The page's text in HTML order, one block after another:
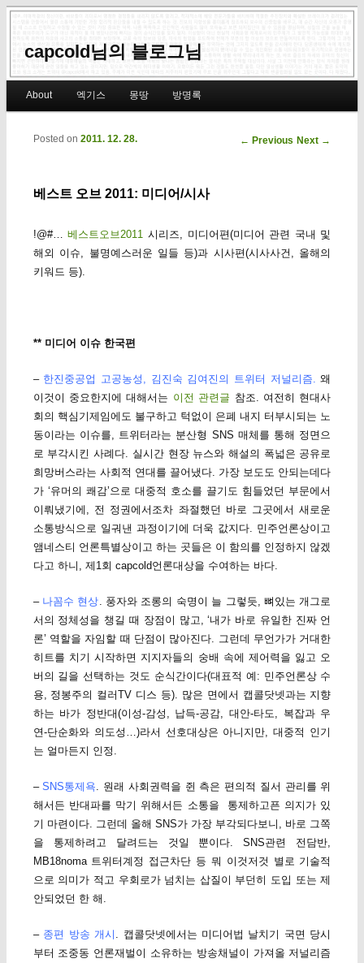
capcold님의 블로그님
Skip to primary content
Skip to secondary content
About 엑기스 몽땅 방명록
Post navigation
← Previous Next →
베스트 오브 2011: 미디어/시사
Posted on 2011. 12. 28.
!@#…베스트오브2011 시리즈, 미디어편(미디어 관련 국내 및
해외 이슈, 불명예스러운 일들 등)과 시사편(시사사건, 올해의
키워드 등).
** 미디어 이슈 한국편
– 한진중공업 고공농성, 김진숙 김여진의 트위터 저널리즘. 왜
이것이 중요한지에 대해서는 이전 관련글 참조. 여전히 현대사
회의 핵심기제임에도 불구하고 턱없이 은폐 내지 터부시되는 노
동이라는 이슈를, 트위터라는 분산형 SNS 매체를 통해 정면으
로 부각시킨 사례다. 실시간 현장 뉴스와 해설의 폭넓은 공유로
희망버스라는 사회적 연대를 끌어냈다. 가장 보도도 안되는데다
가 ‘유머의 쾌감’으로 대중적 호소를 끌기도 힘들었던 부문에서
이뤄냈기에, 전 정권에서조차 좌절했던 바로 그곳에서 새로운
소통방식으로 일궈낸 과정이기에 더욱 값지다. 민주언론상이고
앰네스티 언론특별상이고 하는 곳들은 이 함의를 인정하지 않겠
다고 하니, 제1회 capcold언론대상을 수여하는 바다.
– 나꼼수 현상. 풍자와 조롱의 숙명이 늘 그렇듯, 뼈있는 개그로
서의 정체성을 챙길 때 장점이 많고, ‘내가 바로 유일한 진짜 언
론’ 역할을 자임할 때 단점이 많아진다. 그런데 무언가가 거대한
히트를 치기 시작하면 지지자들의 숭배 속에 제어력을 잃고 오
버의 길을 선택하는 것도 순식간이다(대표적 예: 민주언론상 수
용, 정봉주의 컬러TV 디스 등). 많은 면에서 캡콜닷넷과는 지향
하는 바가 정반대(이성-감성, 납득-공감, 대안-타도, 복잡과 우
연-단순화와 의도성…)라서 선호대상은 아니지만, 대중적 인기
는 얼마든지 인정.
–SNS통제욕. 원래 사회권력을 쥔 측은 편의적 질서 관리를 위
해서든 반대파를 막기 위해서든 소통을 통제하고픈 의지가 있
기 마련이다. 그런데 올해 SNS가 가장 부각되다보니, 바로 그쪽
을 통제하려고 달려드는 것일 뿐이다. SNS관련 전담반,
MB18noma 트위터계정 접근차단 등 뭐 이것저것 별로 기술적
으로 의미가 적고 우회로가 넘치는 삽질이 부던히 도입 또는 제
안되었던 한 해.
– 종편 방송 개시 . 캡콜닷넷에서는 미디어법 날치기 국면 당시
부터 조중동 언론재벌이 소유하는 방송채널이 가져올 저널리즘